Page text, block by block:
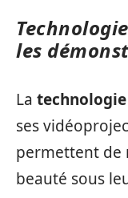
les
La technologie
ses
permettent de
beauté sous